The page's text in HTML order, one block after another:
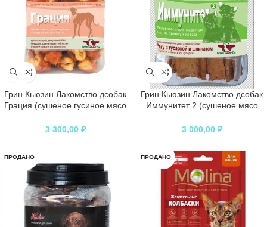
Грин Кьюзин Лакомство дсобак
Грация (сушеное гусиное мясо
3 300,00 ₽
Грин Кьюзин Лакомство дсобак
Иммунитет 2 (сушеное мясо
3 000,00 ₽
ПРОДАНО ПРОДАНО